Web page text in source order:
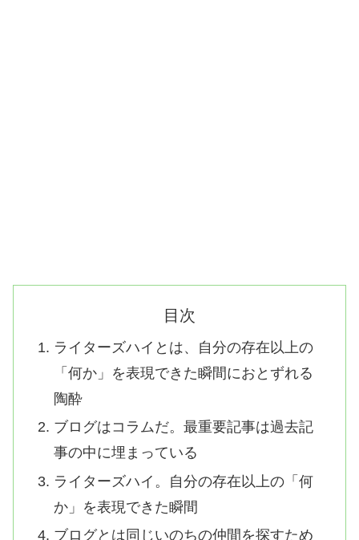
目次
ライターズハイとは、自分の存在以上の
「何か」を表現できた瞬間におとずれる
陶酔
ブログはコラムだ。最重要記事は過去記
事の中に埋まっている
ライターズハイ。自分の存在以上の「何
か」を表現できた瞬間
ブログとは同じいのちの仲間を探すため